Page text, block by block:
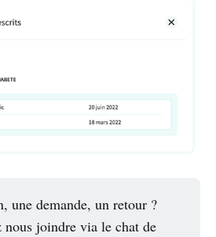
une demande, un retour ?
nous joindre via le chat de